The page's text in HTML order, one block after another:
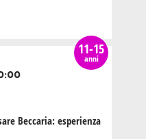
11-15
anni
Beccaria: esperienza